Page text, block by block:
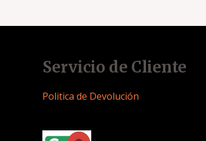
Servicio de Cliente
Politica de Devolución